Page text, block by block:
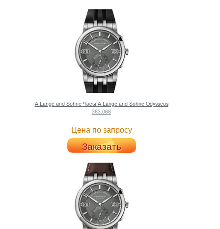
A.Lange and Sohne Часы A.Lange and Sohne Odysseus
363.068
Цена по запросу
Заказать